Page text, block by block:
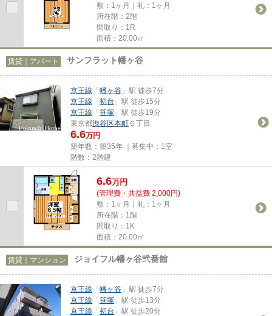
敷：1ヶ月｜礼：1ヶ月
所在階：2階
間取り：1R
面積：20.00㎡
賃貸｜アパート サンフラット幡ヶ谷
京王線 「幡ヶ谷 」駅 徒歩7分
京王線 「初台 」駅 徒歩15分
京王線 「笹塚 」駅 徒歩19分
東京都渋谷区本町 ６丁目
6.6万円
築年数：築35年 ｜募集中： 1室
階数：2階建
6.6万円
(管理費・共益費 2,000円)
敷：1ヶ月｜礼：1ヶ月
所在階：1階
間取り：1K
面積：20.00㎡
賃貸｜マンション ジョイフル幡ヶ谷弐番館
京王線 「幡ヶ谷 」駅 徒歩7分
京王線 「笹塚 」駅 徒歩13分
京王線 「初台 」駅 徒歩20分